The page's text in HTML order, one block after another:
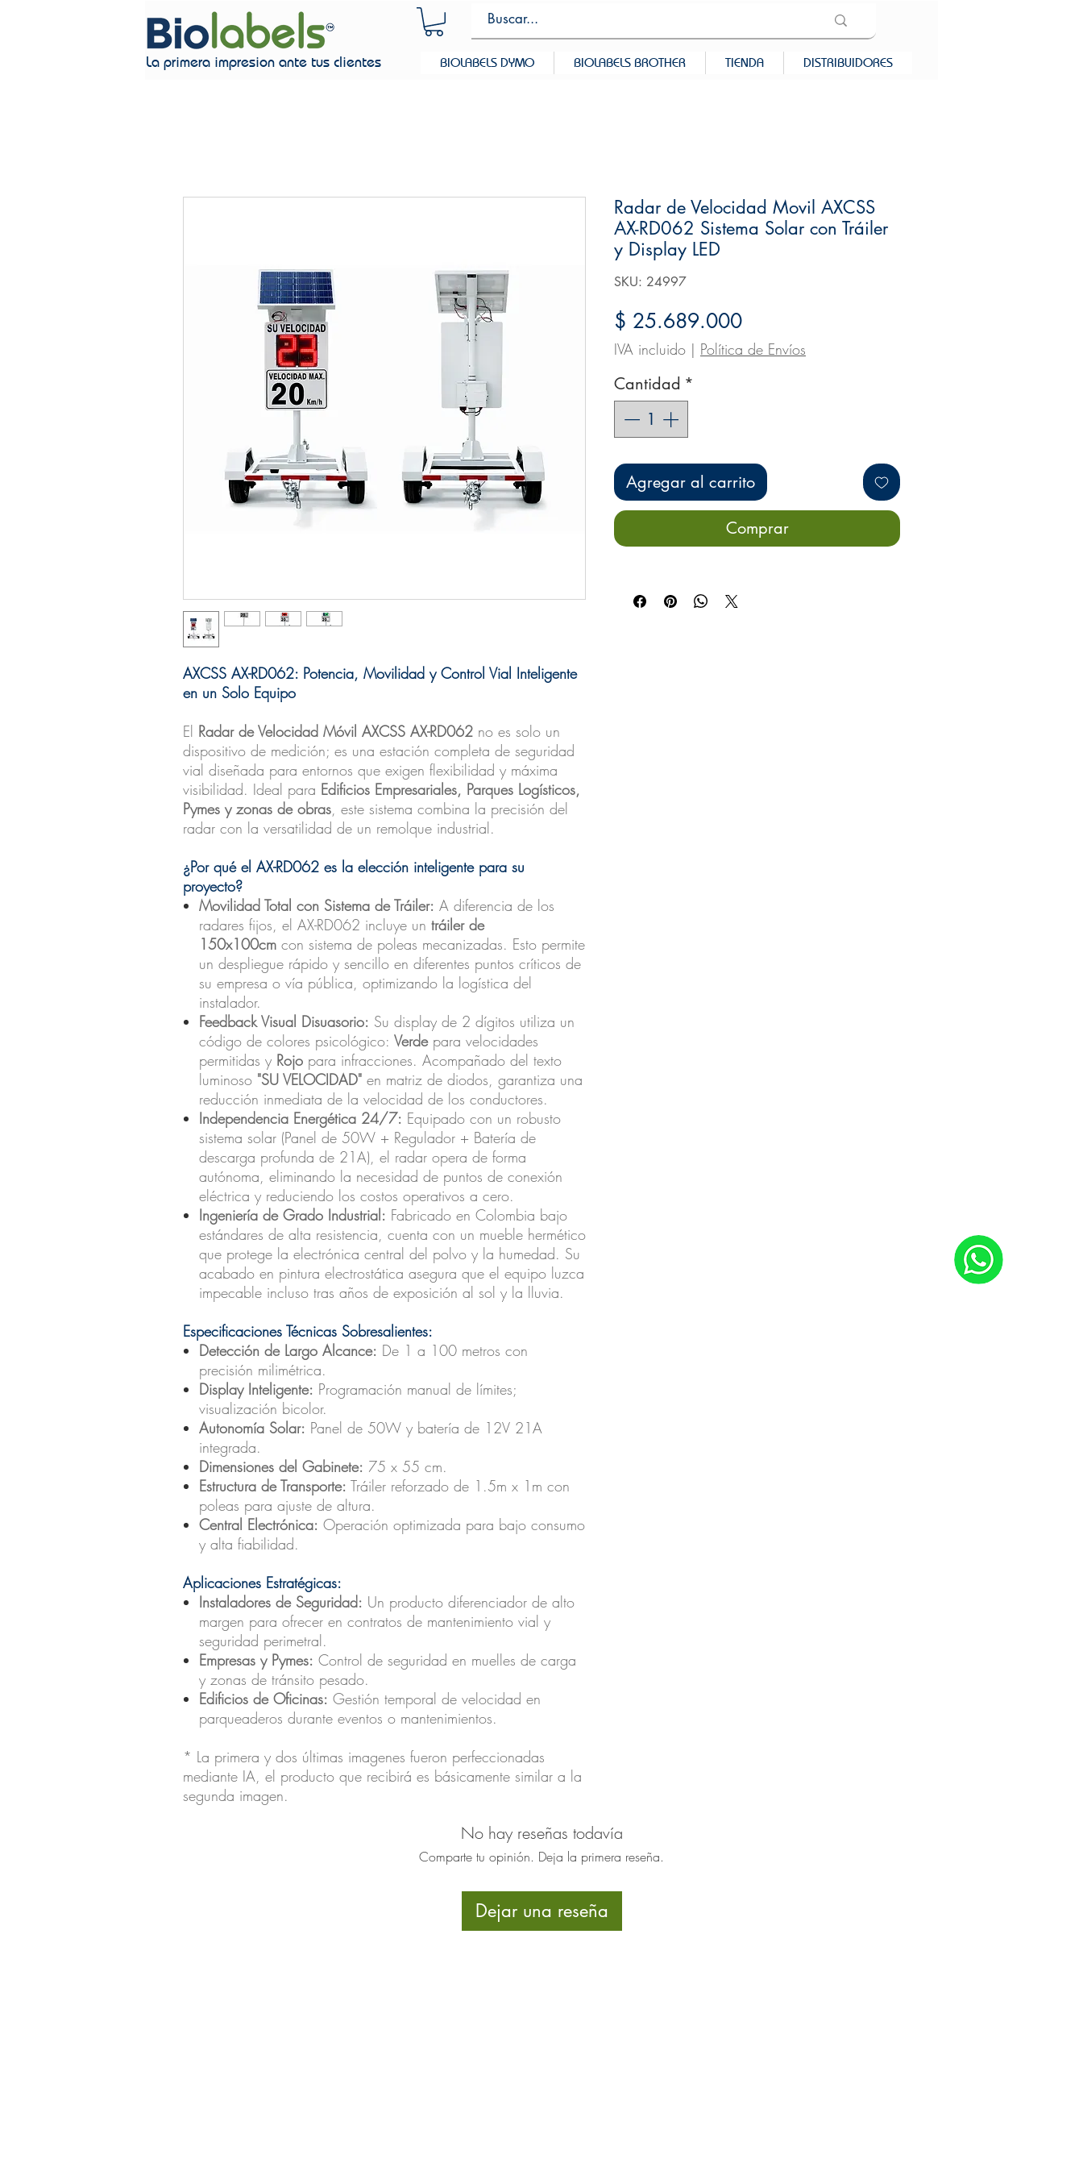
La primera impresion ante tus clientes BIOLABELS DYMO BIOLABELS BROTHER TIENDA DISTRIBUIDORES
AXCSS AX-RD062: Potencia, Movilidad y Control Vial Inteligente
en un Solo Equipo
El Radar de Velocidad Móvil AXCSS AX-RD062 no es solo un
dispositivo de medición; es una estación completa de seguridad
vial diseñada para entornos que exigen flexibilidad y máxima
visibilidad. Ideal para Edificios Empresariales, Parques Logísticos,
Pymes y zonas de obras, este sistema combina la precisión del
radar con la versatilidad de un remolque industrial.
¿Por qué el AX-RD062 es la elección inteligente para su
proyecto?
Movilidad Total con Sistema de Tráiler: A diferencia de los
radares fijos, el AX-RD062 incluye un tráiler de
150x100cm con sistema de poleas mecanizadas. Esto permite
un despliegue rápido y sencillo en diferentes puntos críticos de
su empresa o vía pública, optimizando la logística del
instalador.
Feedback Visual Disuasorio: Su display de 2 dígitos utiliza un
código de colores psicológico: Verdepara velocidades
permitidas y Rojo para infracciones. Acompañado del texto
luminoso "SU VELOCIDAD" en matriz de diodos, garantiza una
reducción inmediata de la velocidad de los conductores.
Independencia Energética 24/7: Equipado con un robusto
sistema solar (Panel de 50W + Regulador + Batería de
descarga profunda de 21A), el radar opera de forma
autónoma, eliminando la necesidad de puntos de conexión
eléctrica y reduciendo los costos operativos a cero.
Ingeniería de Grado Industrial: Fabricado en Colombia bajo
estándares de alta resistencia, cuenta con un mueble hermético
que protege la electrónica central del polvo y la humedad. Su
acabado en pintura electrostática asegura que el equipo luzca
impecable incluso tras años de exposición al sol y la lluvia.
Especificaciones Técnicas Sobresalientes:
Detección de Largo Alcance: De 1 a 100 metros con
precisión milimétrica.
Display Inteligente: Programación manual de límites;
visualización bicolor.
Autonomía Solar: Panel de 50W y batería de 12V 21A
integrada.
Dimensiones del Gabinete: 75 x 55 cm.
Estructura de Transporte: Tráiler reforzado de 1.5m x 1m con
poleas para ajuste de altura.
Central Electrónica: Operación optimizada para bajo consumo
y alta fiabilidad.
Aplicaciones Estratégicas:
Instaladores de Seguridad: Un producto diferenciador de alto
margen para ofrecer en contratos de mantenimiento vial y
seguridad perimetral.
Empresas y Pymes: Control de seguridad en muelles de carga
y zonas de tránsito pesado.
Edificios de Oficinas: Gestión temporal de velocidad en
parqueaderos durante eventos o mantenimientos.
* La primera y dos últimas imagenes fueron perfeccionadas
mediante IA, el producto que recibirá es básicamente similar a la
segunda imagen.
Radar de Velocidad Movil AXCSS
AX-RD062 Sistema Solar con Tráiler
y Display LED
SKU: 24997
$ 25.689.000Precio
IVA incluido | Política de Envíos
Cantidad *
Agregar al carrito
Comprar
No hay reseñas todavía
Comparte tu opinión. Deja la primera reseña.
Dejar una reseña